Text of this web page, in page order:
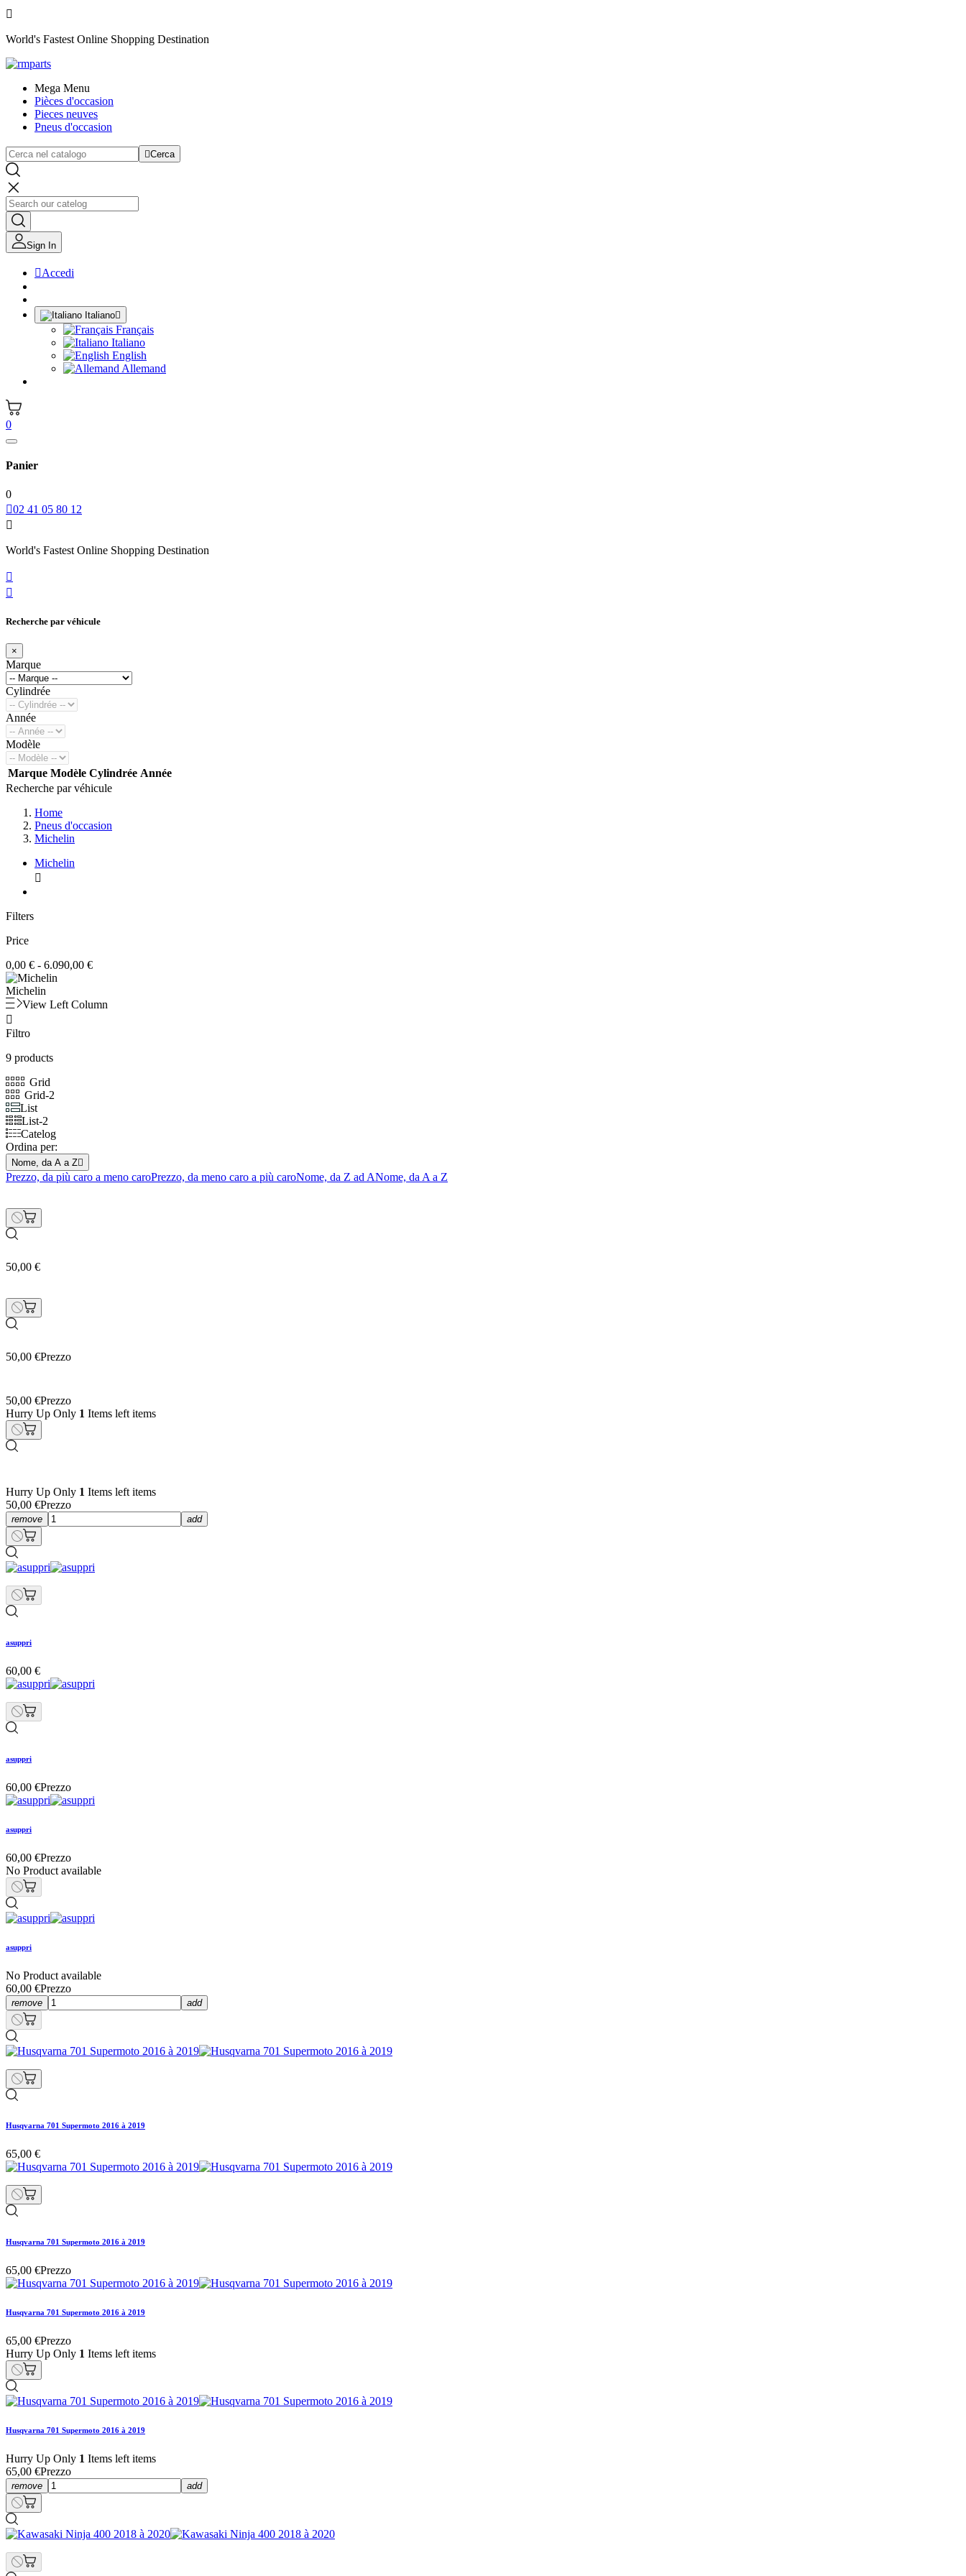

World's Fastest Online Shopping Destination
Mega Menu
Pièces d'occasion
Pieces neuves
Pneus d'occasion
Cerca
Sign In
Accedi
Italiano
Français
Italiano
English
Allemand
0
Panier
0
02 41 05 80 12

World's Fastest Online Shopping Destination


Recherche par véhicule
×
Marque
Cylindrée
Année
Modèle
Marque Modèle Cylindrée Année
Recherche par véhicule
Home
Pneus d'occasion
Michelin
Michelin

Filters
Price
0,00 € - 6.090,00 €
Michelin
View Left Column

Filtro
9 products
Grid
Grid-2
List
List-2
Catelog
Ordina per:
Nome, da A a Z
Prezzo, da più caro a meno caroPrezzo, da meno caro a più caroNome, da Z ad ANome, da A a Z
50,00 €
50,00 €Prezzo
50,00 €Prezzo
Hurry Up Only 1 Items left items
Hurry Up Only 1 Items left items
50,00 €Prezzo
remove add
asuppri
60,00 €
asuppri
60,00 €Prezzo
asuppri
60,00 €Prezzo
No Product available
asuppri
No Product available
60,00 €Prezzo
remove add
Husqvarna 701 Supermoto 2016 à 2019
65,00 €
Husqvarna 701 Supermoto 2016 à 2019
65,00 €Prezzo
Husqvarna 701 Supermoto 2016 à 2019
65,00 €Prezzo
Hurry Up Only 1 Items left items
Husqvarna 701 Supermoto 2016 à 2019
Hurry Up Only 1 Items left items
65,00 €Prezzo
remove add